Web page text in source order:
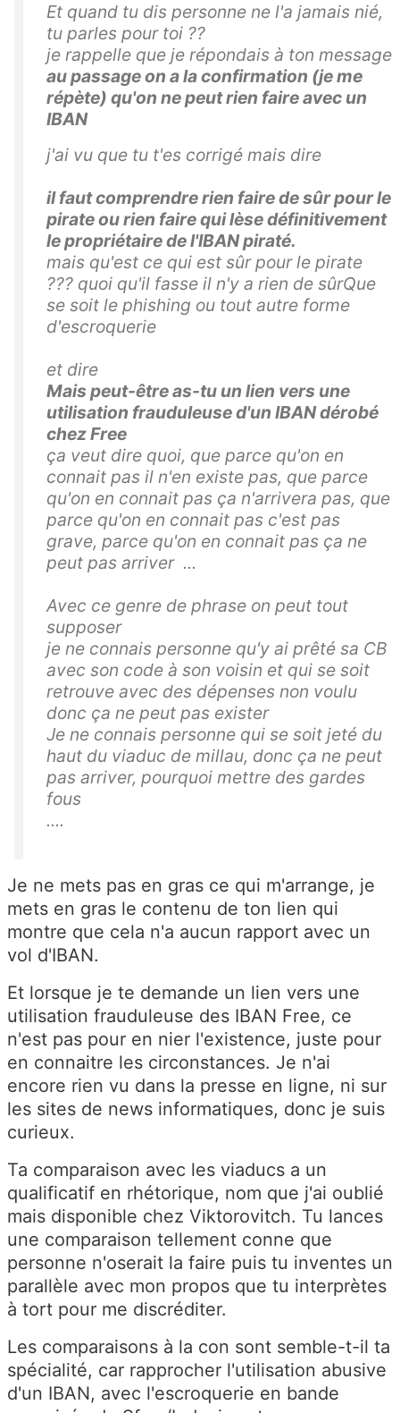
Et quand tu dis personne ne l'a jamais nié,
tu parles pour toi ??
je rappelle que je répondais à ton message
au passage on a la confirmation (je me
répète) qu'on ne peut rien faire avec un
IBAN
j'ai vu que tu t'es corrigé mais dire
il faut comprendrerien faire de sûr pour le
pirateou rien faire qui lèse définitivement
le propriétaire de l'IBAN piraté.
mais qu'est ce qui est sûr pour le pirate
??? quoi qu'il fasse il n'y a rien de sûrQue
se soit le phishing ou tout autre forme
d'escroquerie
et dire
Mais peut-être as-tu un lien vers une
utilisation frauduleuse d'un IBAN dérobé
chez Free
ça veut dire quoi, que parce qu'on en
connait pas il n'en existe pas, que parce
qu'on en connait pas ça n'arrivera pas, que
parce qu'on en connait pas c'est pas
grave, parce qu'on en connait pas ça ne
peut pas arriver ...
Avec ce genre de phrase on peut tout
supposer
je ne connais personne qu'y ai prêté sa CB
avec son code à son voisin et qui se soit
retrouve avec des dépenses non voulu
donc ça ne peut pas exister
Je ne connais personne qui se soit jeté du
haut du viaduc de millau, donc ça ne peut
pas arriver, pourquoi mettre des gardes
fous
....
Je ne mets pas en gras ce qui m'arrange, je
mets en gras le contenu de ton lien qui
montre que cela n'a aucun rapport avec un
vol d'IBAN.
Et lorsque je te demande un lien vers une
utilisation frauduleuse des IBAN Free, ce
n'est pas pour en nier l'existence, juste pour
en connaitre les circonstances. Je n'ai
encore rien vu dans la presse en ligne, ni sur
les sites de news informatiques, donc je suis
curieux.
Ta comparaison avec les viaducs a un
qualificatif en rhétorique, nom que j'ai oublié
mais disponible chez Viktorovitch. Tu lances
une comparaison tellement conne que
personne n'oserait la faire puis tu inventes un
parallèle avec mon propos que tu interprètes
à tort pour me discréditer.
Les comparaisons à la con sont semble-t-il ta
spécialité, car rapprocher l'utilisation abusive
d'un IBAN, avec l'escroquerie en bande